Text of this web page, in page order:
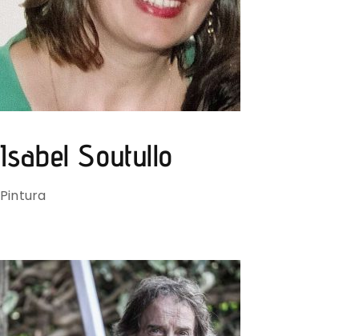
Isabel Soutullo
Pintura